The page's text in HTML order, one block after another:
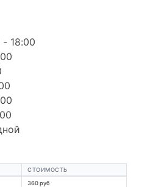
18:00
СТОИМОСТЬ
360 руб